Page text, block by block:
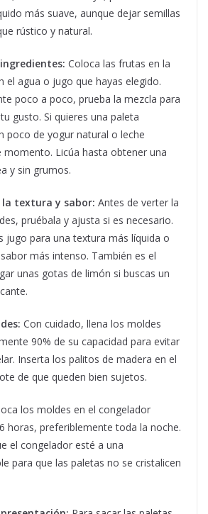
más suave, aunque dejar semillas
rústico y natural.
Coloca las frutas en la
el agua o jugo que hayas elegido.
poco a poco, prueba la mezcla para
gusto. Si quieres una paleta
poco de yogur natural o leche
momento. Licúa hasta obtener una
y sin grumos.
la textura y sabor: Antes de verter la
pruébala y ajusta si es necesario.
jugo para una textura más líquida o
más intenso. También es el
unas gotas de limón si buscas un
Con cuidado, llena los moldes
90% de su capacidad para evitar
Inserta los palitos de madera en el
de que queden bien sujetos.
los moldes en el congelador
horas, preferiblemente toda la noche.
el congelador esté a una
para que las paletas no se cristalicen